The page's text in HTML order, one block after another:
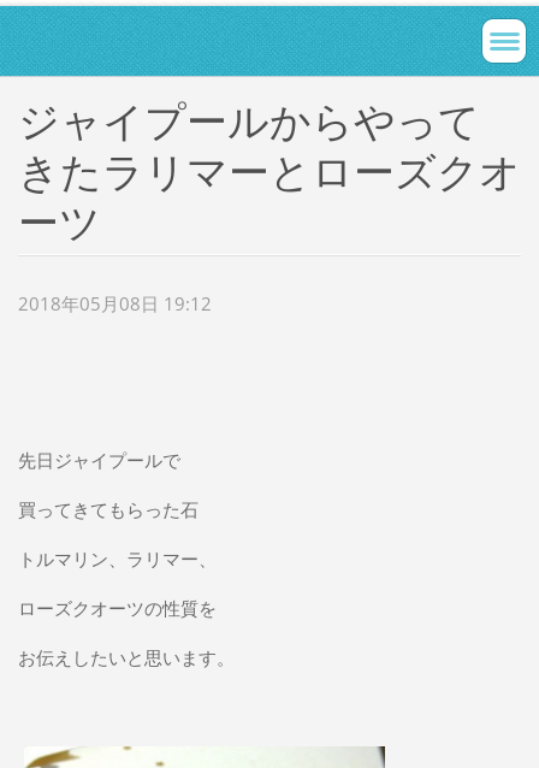
ジャイプールからやって
きたラリマーとローズクオ
ーツ
2018年05月08日 19:12
先日ジャイプールで
買ってきてもらった石
トルマリン、ラリマー、
ローズクオーツの性質を
お伝えしたいと思います。